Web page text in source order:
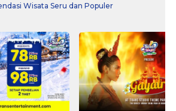
Wisata Seru dan Populer